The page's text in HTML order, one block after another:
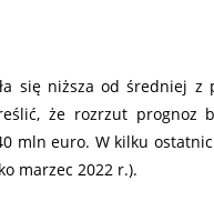
się niższa od średniej
że rozrzut
mln euro. W kilku
marzec 2022 r.).